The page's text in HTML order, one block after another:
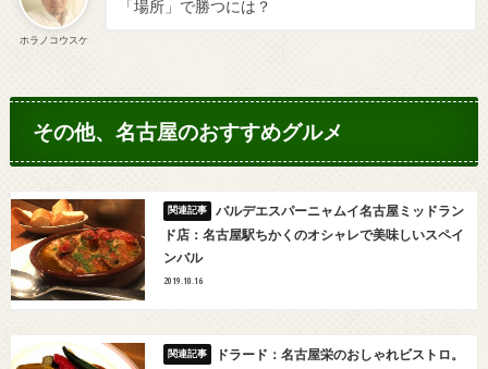
ホラノコウスケ
「場所」で勝つには？
その他、名古屋のおすすめグルメ
バルデエスパーニャムイ名古屋ミッドラン
ド店：名古屋駅ちかくのオシャレで美味しいスペイ
ンバル
2019.10.16
ドラード：名古屋栄のおしゃれビストロ。